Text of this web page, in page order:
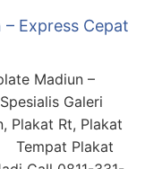
Express Cepat
Madiun –
Galeri
Plakat Rt, Plakat
Tempat Plakat